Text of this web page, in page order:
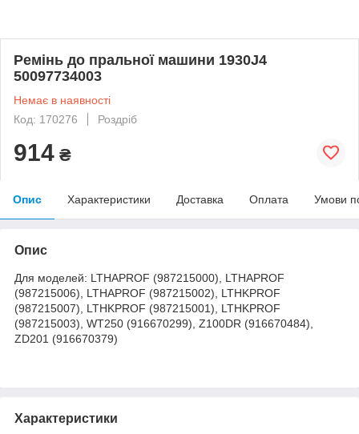
Ремінь до пральної машини 1930J4
50097734003
Немає в наявності
Код: 170276
Роздріб
914 ₴
Опис Характеристики Доставка Оплата Умови
Опис
Для моделей: LTHAPROF (987215000), LTHAPROF
(987215006), LTHAPROF (987215002), LTHKPROF
(987215007), LTHKPROF (987215001), LTHKPROF
(987215003), WT250 (916670299), Z100DR (916670484),
ZD201 (916670379)
Характеристики